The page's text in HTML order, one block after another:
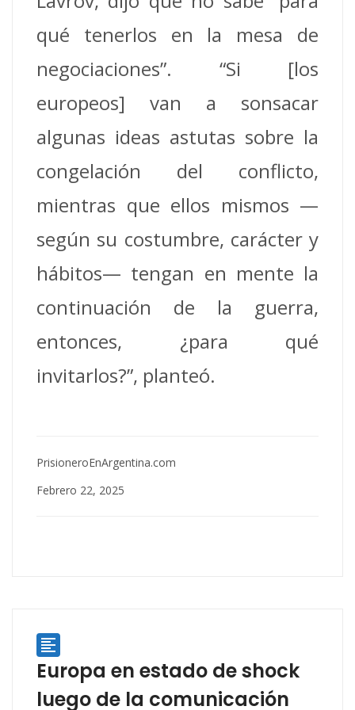
qué tenerlos en la mesa de
negociaciones”. “Si [los
europeos] van a sonsacar
algunas ideas astutas sobre la
congelación del conflicto,
mientras que ellos mismos —
según su costumbre, carácter y
hábitos— tengan en mente la
continuación de la guerra,
entonces, ¿para qué
invitarlos?”, planteó.
PrisioneroEnArgentina.com
Febrero 22, 2025

Europa en estado de shock
luego de la comunicación